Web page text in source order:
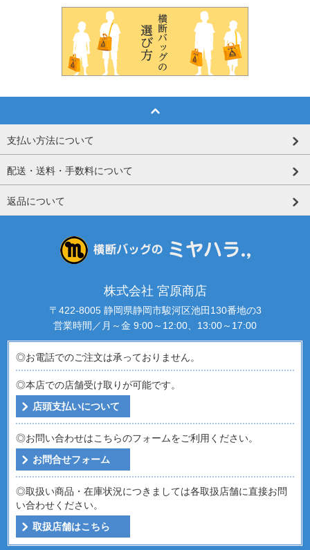
支払い方法について
配送・送料・手数料について
返品について
株式会社 宮原商店
〒422-8005 静岡県静岡市駿河区池田130番地の3
営業時間／月～金 9:00～12:00、13:00～17:00
◎お電話でのご注文は承っておりません。
◎本店での店舗受け取りが可能です。
店頭支払いについて
◎お問い合わせはこちらのフォームをご利用ください。
お問合せフォーム
◎取扱い商品・在庫状況につきましては各取扱店舗に直接お問
い合わせください。
取扱店舗はこちら